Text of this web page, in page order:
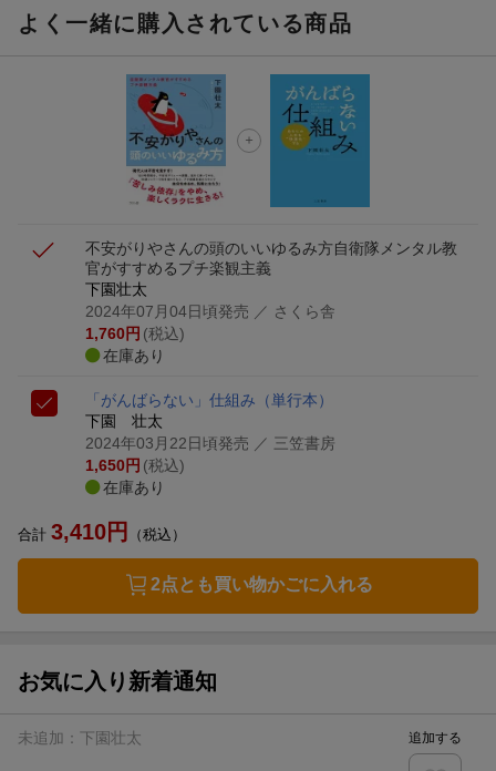
ト山分け
楽天モバイル紹介キャンペーンの拡散で300円OFFクーポン
条件達成で楽天限定・宝塚歌劇 宙組貸切公演ペアチケット
よく一緒に購入されている商品
不安がりやさんの頭のいいゆるみ方自衛隊メンタル教
官がすすめるプチ楽観主義
下園壮太
2024年07月04日頃発売 ／ さくら舎
1,760円 (税込)
在庫あり
「がんばらない」仕組み （単行本）
下園 壮太
2024年03月22日頃発売 ／ 三笠書房
1,650円 (税込)
在庫あり
合計 3,410円 （税込）
2点とも買い物かごに入れる
お気に入り新着通知
未追加： 下園壮太 追加する